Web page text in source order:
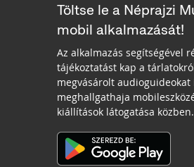
Töltse le a Néprajzi
mobil alkalmazását!
Az alkalmazás segítségével
tájékoztatást kap a
megvásárolt audioguideokat
meghallgathaja
kiállítások látogatása közben.